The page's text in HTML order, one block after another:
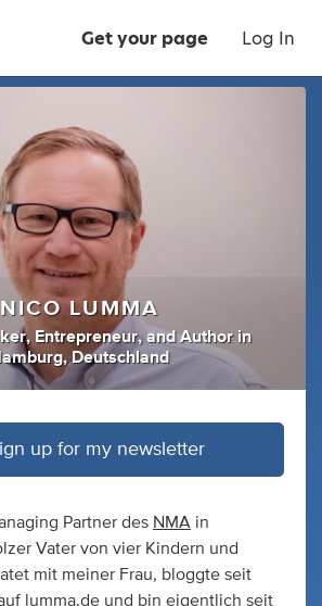
Get your page Log In
NICO LUMMA
, Entrepreneur, andAuthor in
Deutschland
up for my newsletter
Partner des NMA in
Vater von vier Kindern und
mit meiner Frau, bloggte seit
lumma.de und bin eigentlich seit